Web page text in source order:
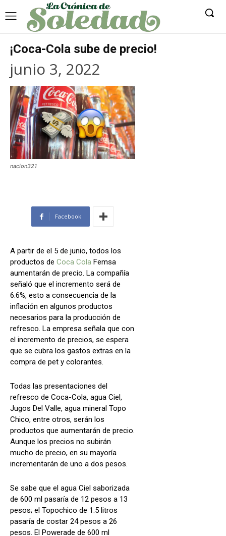
¡Coca-Cola sube de precio!
junio 3, 2022
nacion321
Facebook
A partir de el 5 de junio, todos los
productos de Coca Cola Femsa
aumentarán de precio. La compañía
señaló que el incremento será de
6.6%, esto a consecuencia de la
inflación en algunos productos
necesarios para la producción de
refresco. La empresa señala que con
el incremento de precios, se espera
que se cubra los gastos extras en la
compra de pet y colorantes.
Todas las presentaciones del
refresco de Coca-Cola, agua Ciel,
Jugos Del Valle, agua mineral Topo
Chico, entre otros, serán los
productos que aumentarán de precio.
Aunque los precios no subirán
mucho de precio, en su mayoría
incrementarán de uno a dos pesos.
Se sabe que el agua Ciel saborizada
de 600 ml pasaría de 12 pesos a 13
pesos; el Topochico de 1.5 litros
pasaría de costar 24 pesos a 26
pesos. El Powerade de 600 ml